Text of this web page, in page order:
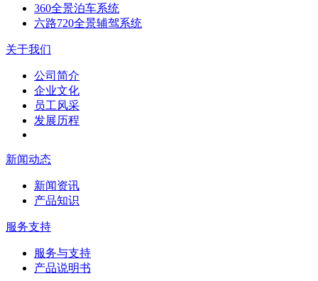
360全景泊车系统
六路720全景辅驾系统
关于我们
公司简介
企业文化
员工风采
发展历程
新闻动态
新闻资讯
产品知识
服务支持
服务与支持
产品说明书